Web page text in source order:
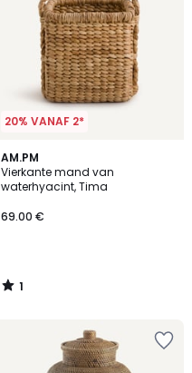
20% VANAF 2*
AM.PM
Vierkante mand van
waterhyacint, Tima
69.00 €
1
/
5
1
/